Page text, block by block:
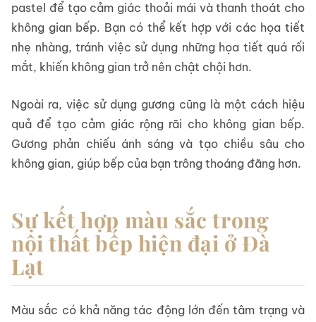
pastel để tạo cảm giác thoải mái và thanh thoát cho
không gian bếp. Bạn có thể kết hợp với các họa tiết
nhẹ nhàng, tránh việc sử dụng những họa tiết quá rối
mắt, khiến không gian trở nên chật chội hơn.
Ngoài ra, việc sử dụng gương cũng là một cách hiệu
quả để tạo cảm giác rộng rãi cho không gian bếp.
Gương phản chiếu ánh sáng và tạo chiều sâu cho
không gian, giúp bếp của bạn trông thoáng đãng hơn.
Sự kết hợp màu sắc trong
nội thất bếp hiện đại ở Đà
Lạt
Màu sắc có khả năng tác động lớn đến tâm trạng và